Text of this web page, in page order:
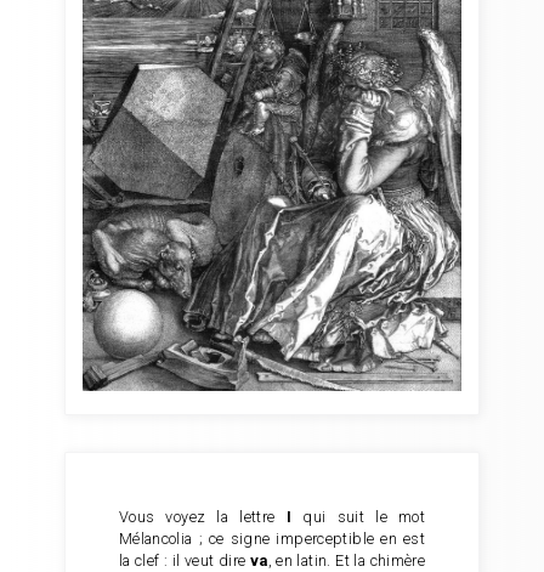
Vous voyez la lettre I qui suit le mot
Mélancolia ; ce signe imperceptible en est
la clef : il veut dire va, en latin. Et la chimère